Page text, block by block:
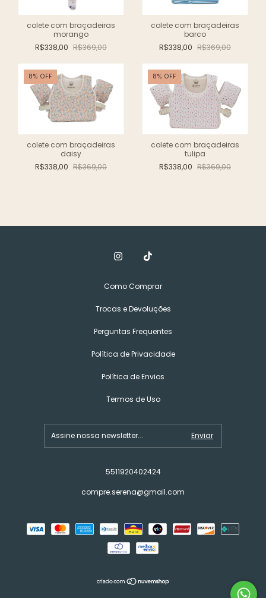
colete com braçadeiras
morango
R$338,00 R$369,00
colete com braçadeiras
barco
R$338,00 R$369,00
8% OFF
colete com braçadeiras
daisy
R$338,00 R$369,00
8% OFF
colete com braçadeiras
tulipa
R$338,00 R$369,00
Como Comprar
Trocas e Devoluções
Perguntas Frequentes
Política de Privacidade
Política de Envios
Termos de Uso
5511920402424
compre.serena@gmail.com